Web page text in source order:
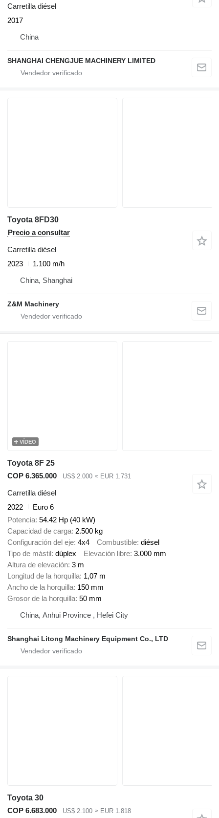
Carretilla diésel
2017
China
SHANGHAI CHENGJUE MACHINERY LIMITED
Toyota 8FD30
Precio a consultar
Carretilla diésel
2023
1.100 m/h
China, Shanghai
Z&M Machinery
VÍDEO
Toyota 8F 25
COP 6.365.000
US$ 2.000 ≈ EUR 1.731
Carretilla diésel
2022
Euro 6
Potencia 54.42 Hp (40 kW)
Capacidad de carga 2.500 kg
Configuración del eje 4x4 Combustible diésel
Tipo de mástil dúplex Elevación libre 3.000 mm
Altura de elevación 3 m
Longitud de la horquilla 1,07 m
Ancho de la horquilla 150 mm
Grosor de la horquilla 50 mm
China, Anhui Province , Hefei City
Shanghai Litong Machinery Equipment Co., LTD
Toyota 30
COP 6.683.000
US$ 2.100 ≈ EUR 1.818